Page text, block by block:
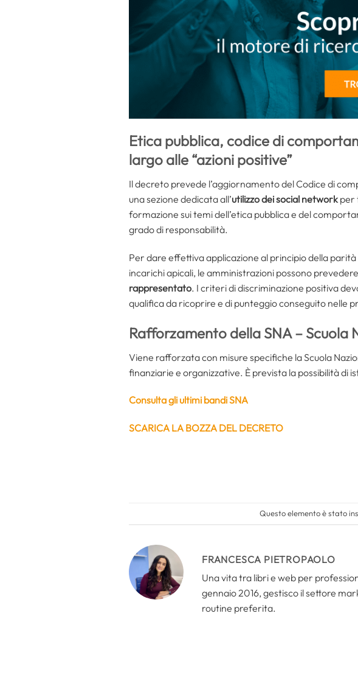
Etica pubblica, codice di
largo alle “azioni positive”
Il decreto prevede l’aggiornamento del Codice di
una sezione dedicata all’utilizzo dei social network per
formazione sui temi dell’etica pubblica e del
grado di responsabilità.
Per dare effettiva applicazione al principio della
incarichi apicali, le amministrazioni possono
rappresentato. I criteri di discriminazione positiva
qualifica da ricoprire e di punteggio conseguito nelle
Rafforzamento della SNA – Scuola
Viene rafforzata con misure specifiche la Scuola
finanziarie e organizzative. È prevista la possibilità di
Consulta gli ultimi bandi SNA
SCARICA LA BOZZA DEL DECRETO
Questo elemento è stato
FRANCESCA PIETROPAOLO
Una vita tra libri e web per
gennaio 2016, gestisco il settore
routine preferita.